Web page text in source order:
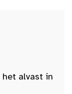
alvast in